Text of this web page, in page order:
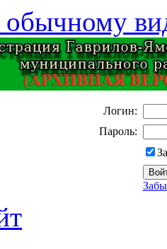
обычному
Логин:
Пароль: